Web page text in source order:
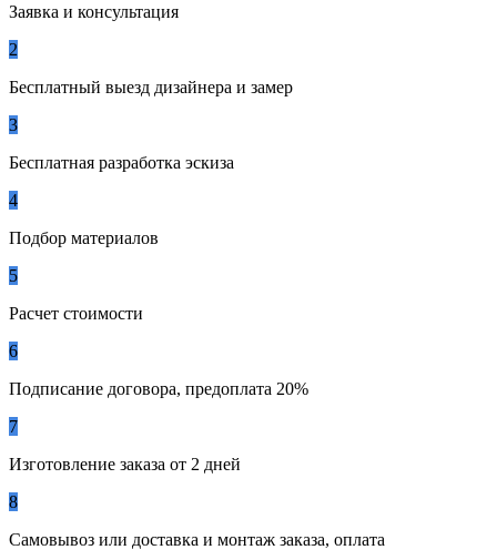
Заявка и консультация
2
Бесплатный выезд дизайнера и замер
3
Бесплатная разработка эскиза
4
Подбор материалов
5
Расчет стоимости
6
Подписание договора, предоплата 20%
7
Изготовление заказа от 2 дней
8
Самовывоз или доставка и монтаж заказа, оплата